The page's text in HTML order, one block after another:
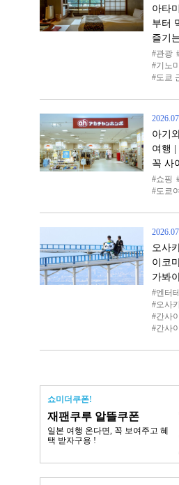
아타
부터
즐기
관광
기노
도쿄
아기
여행 |
꼭 사
쇼핑
도쿄
오사
이코
가봐
엔터
오사
간사
간사
쇼미더쿠폰!
재팬쿠루 알뜰쿠폰
일본 여행 온다면, 꼭 보여주고 혜
택 받자구용 !